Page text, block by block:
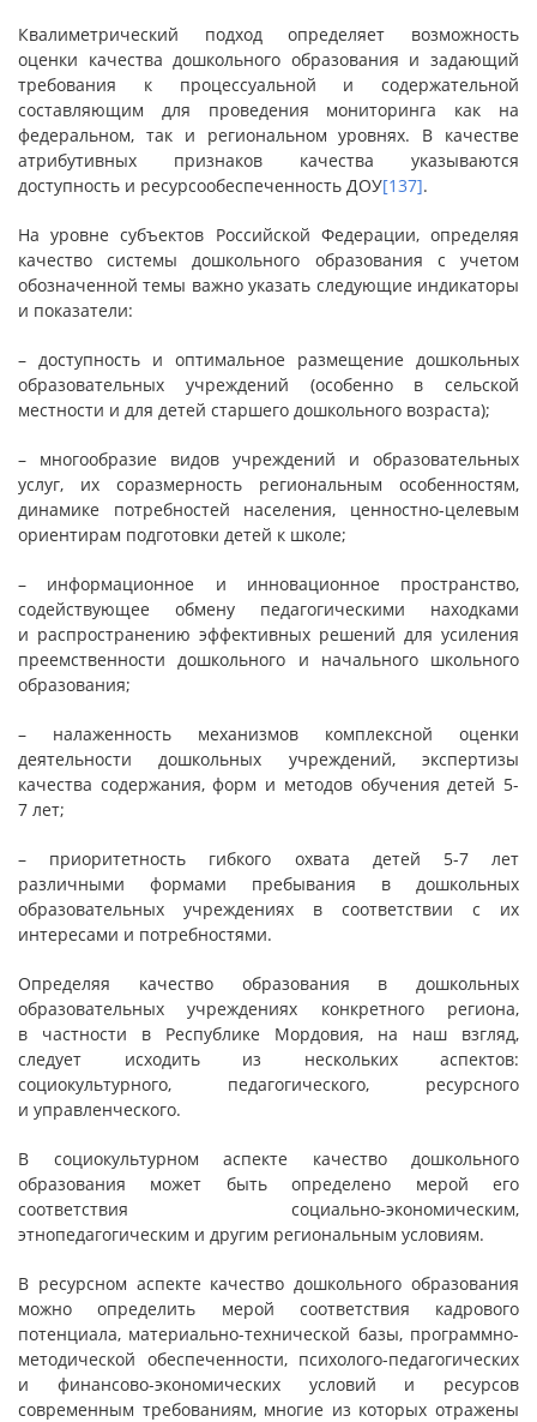
Квалиметрический подход определяет возможность
оценки качества дошкольного образования и задающий
требования к процессуальной и содержательной
составляющим для проведения мониторинга как на
федеральном, так и региональном уровнях. В качестве
атрибутивных признаков качества указываются
доступность и ресурсообеспеченность ДОУ[137].
На уровне субъектов Российской Федерации, определяя
качество системы дошкольного образования с учетом
обозначенной темы важно указать следующие индикаторы
и показатели:
– доступность и оптимальное размещение дошкольных
образовательных учреждений (особенно в сельской
местности и для детей старшего дошкольного возраста);
– многообразие видов учреждений и образовательных
услуг, их соразмерность региональным особенностям,
динамике потребностей населения, ценностно-целевым
ориентирам подготовки детей к школе;
– информационное и инновационное пространство,
содействующее обмену педагогическими находками
и распространению эффективных решений для усиления
преемственности дошкольного и начального школьного
образования;
– налаженность механизмов комплексной оценки
деятельности дошкольных учреждений, экспертизы
качества содержания, форм и методов обучения детей 5-
7 лет;
– приоритетность гибкого охвата детей 5-7 лет
различными формами пребывания в дошкольных
образовательных учреждениях в соответствии с их
интересами и потребностями.
Определяя качество образования в дошкольных
образовательных учреждениях конкретного региона,
в частности в Республике Мордовия, на наш взгляд,
следует исходить из нескольких аспектов:
социокультурного, педагогического, ресурсного
и управленческого.
В социокультурном аспекте качество дошкольного
образования может быть определено мерой его
соответствия социально-экономическим,
этнопедагогическим и другим региональным условиям.
В ресурсном аспекте качество дошкольного образования
можно определить мерой соответствия кадрового
потенциала, материально-технической базы, программно-
методической обеспеченности, психолого-педагогических
и финансово-экономических условий и ресурсов
современным требованиям, многие из которых отражены